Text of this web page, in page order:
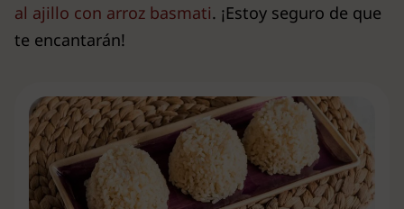
al ajillo con arroz basmati. ¡Estoy seguro de que
te encantarán!